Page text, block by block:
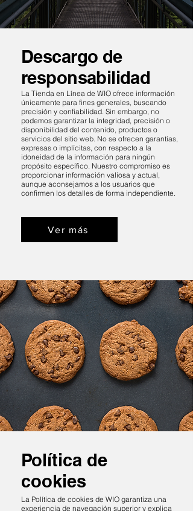
Descargo de
responsabilidad
La Tienda en Línea de WIO ofrece información
únicamente para fines generales, buscando
precisión y confiabilidad. Sin embargo, no
podemos garantizar la integridad, precisión o
disponibilidad del contenido, productos o
servicios del sitio web. No se ofrecen garantías,
expresas o implícitas, con respecto a la
idoneidad de la información para ningún
propósito específico. Nuestro compromiso es
proporcionar información valiosa y actual,
aunque aconsejamos a los usuarios que
confirmen los detalles de forma independiente.
Ver más
Política de
cookies
La Política de cookies de WIO garantiza una
experiencia de navegación superior y explica